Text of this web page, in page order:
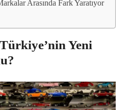
Arasında Fark Yaratıyor
Yeni